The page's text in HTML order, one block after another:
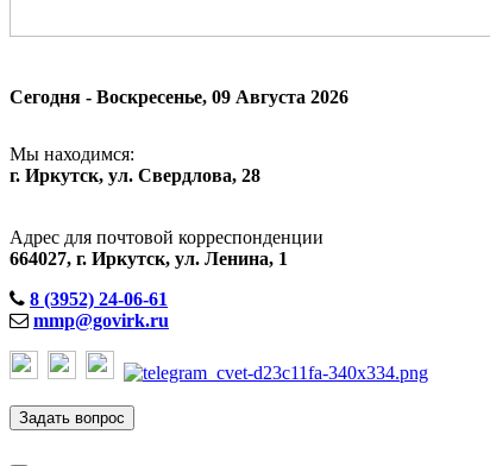
Сегодня - Воскресенье, 09 Августа 2026
Мы находимся:
г. Иркутск, ул. Свердлова, 28
Адрес для почтовой корреспонденции
664027, г. Иркутск, ул. Ленина, 1
8 (3952) 24-06-61
mmp@govirk.ru
Задать вопрос